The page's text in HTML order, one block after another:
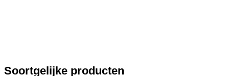
Soortgelijke producten